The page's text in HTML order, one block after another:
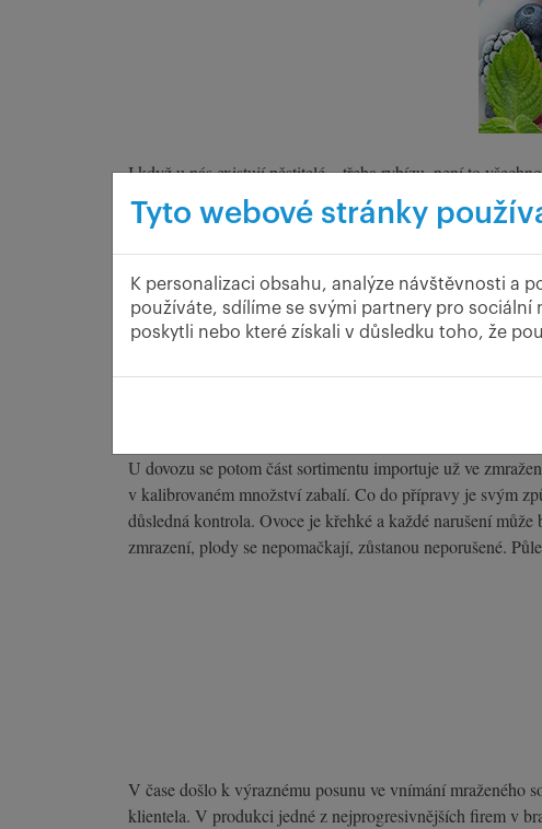
I když u nás existují pěstitelé – třeba rybízu, není to
pěstitele pro vhodné sorty získat, nebo je dovézt. Jiným
neexistují a sběrači pochopitelně svůj úlovek prodají raději
U dovozu se potom část sortimentu importuje už ve
v kalibrovaném množství zabalí. Co do přípravy je svým
důsledná kontrola. Ovoce je křehké a každé narušení
zmrazení, plody se nepomačkají, zůstanou neporušené.
V čase došlo k výraznému posunu ve vnímání mraženého
klientela. V produkci jedné z nejprogresivnějších firem v
Tyto webové stránky
K personalizaci obsahu, analýze návštěvnosti a
používáte, sdílíme se svými partnery pro
poskytli nebo které získali v důsledku toho, že